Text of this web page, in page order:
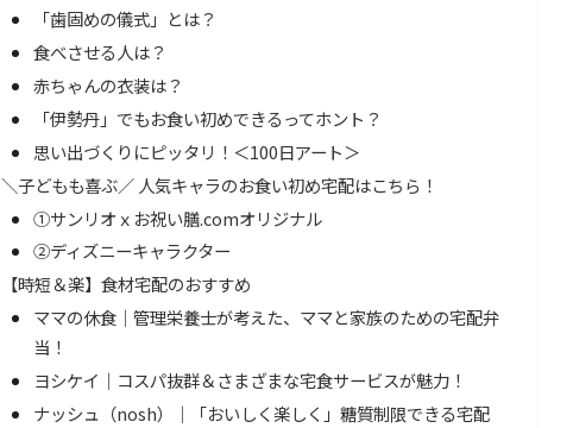
「歯固めの儀式」とは？
食べさせる人は？
赤ちゃんの衣装は？
「伊勢丹」でもお食い初めできるってホント？
思い出づくりにピッタリ！＜100日アート＞
＼子どもも喜ぶ／ 人気キャラのお食い初め宅配はこちら！
①サンリオｘお祝い膳.comオリジナル
②ディズニーキャラクター
【時短＆楽】食材宅配のおすすめ
ママの休食｜管理栄養士が考えた、ママと家族のための宅配弁
当！
ヨシケイ｜コスパ抜群＆さまざまな宅食サービスが魅力！
ナッシュ（nosh）｜「おいしく楽しく」糖質制限できる宅配